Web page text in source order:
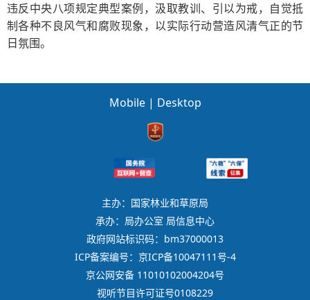
违反中央八项规定典型案例，汲取教训、引以为戒，自觉抵
制各种不良风气和腐败现象，以实际行动营造风清气正的节
日氛围。
Mobile | Desktop
主办：国家林业和草原局
承办：局办公室 局信息中心
政府网站标识码：bm37000013
ICP备案编号：京ICP备10047111号-4
京公网安备 11010102004204号
视听节目许可证号0108229